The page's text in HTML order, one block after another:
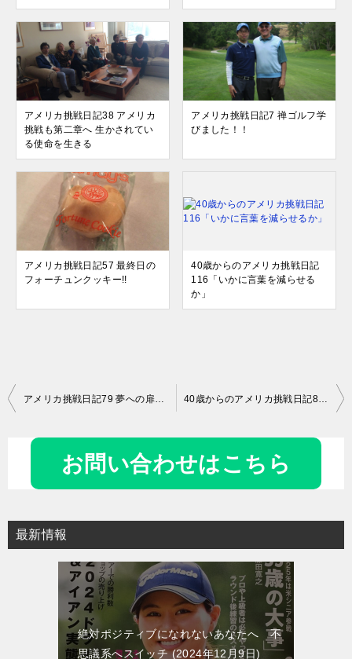
アメリカ挑戦日記38 アメリカ
挑戦も第二章へ 生かされてい
る使命を生きる
アメリカ挑戦日記7 禅ゴルフ学
びました！！
アメリカ挑戦日記57 最終日の
フォーチュンクッキー!!
40歳からのアメリカ挑戦日記
116「いかに言葉を減らせる
か」
投
ー
シ
アメリカ挑戦日記79 夢への扉その2 今この瞬間に扉が開く 40歳からのアメリカ挑戦日記81 元気に帰ってくるのが仕事です
お問い合わせはこちら
最新情報
絶対ポジティブになれないあなたへ 不
思議系へスイッチ
2024年12月9日